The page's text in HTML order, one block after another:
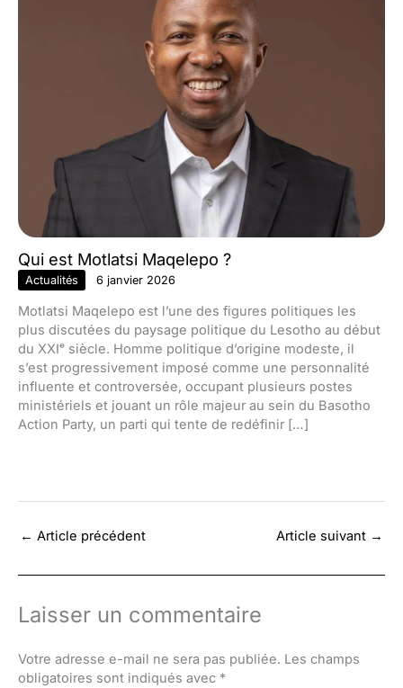
Qui est Motlatsi Maqelepo ?
Actualités 6 janvier 2026
Motlatsi Maqelepo est l’une des figures politiques les
plus discutées du paysage politique du Lesotho au début
du XXIᵉ siècle. Homme politique d’origine modeste, il
s’est progressivement imposé comme une personnalité
influente et controversée, occupant plusieurs postes
ministériels et jouant un rôle majeur au sein du Basotho
Action Party, un parti qui tente de redéfinir […]
← Article précédent Article suivant →
Laisser un commentaire
Votre adresse e-mail ne sera pas publiée. Les champs
obligatoires sont indiqués avec *